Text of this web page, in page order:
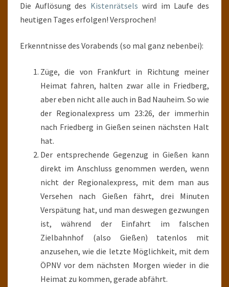
Die Auflösung des Kistenrätsels wird im Laufe des
heutigen Tages erfolgen! Versprochen!
Erkenntnisse des Vorabends (so mal ganz nebenbei):
Züge, die von Frankfurt in Richtung meiner
Heimat fahren, halten zwar alle in Friedberg,
aber eben nicht alle auch in Bad Nauheim. So wie
der Regionalexpress um 23:26, der immerhin
nach Friedberg in Gießen seinen nächsten Halt
hat.
Der entsprechende Gegenzug in Gießen kann
direkt im Anschluss genommen werden, wenn
nicht der Regionalexpress, mit dem man aus
Versehen nach Gießen fährt, drei Minuten
Verspätung hat, und man deswegen gezwungen
ist, während der Einfahrt im falschen
Zielbahnhof (also Gießen) tatenlos mit
anzusehen, wie die letzte Möglichkeit, mit dem
ÖPNV vor dem nächsten Morgen wieder in die
Heimat zu kommen, gerade abfährt.